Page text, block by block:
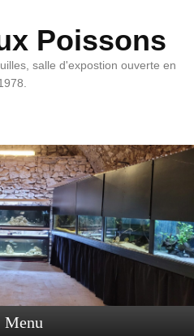
Poissons
salle d'expostion ouverte en
Menu